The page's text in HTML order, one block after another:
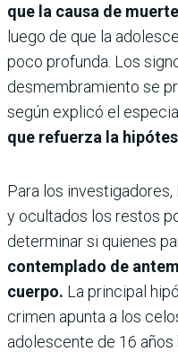
que la causa de
luego de que la
poco profunda. Los
desmembramiento se
según explicó el
que refuerza la
Para los
y ocultados los restos
determinar si quienes
contemplado de
cuerpo. La principal
crimen apunta a los
adolescente de 16 años